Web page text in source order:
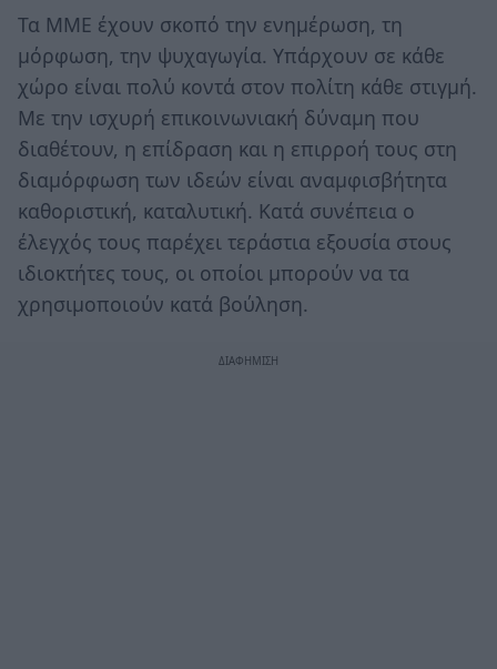
Τα ΜΜΕ έχουν σκοπό την ενημέρωση, τη
μόρφωση, την ψυχαγωγία. Υπάρχουν σε κάθε
χώρο είναι πολύ κοντά στον πολίτη κάθε στιγμή.
Με την ισχυρή επικοινωνιακή δύναμη που
διαθέτουν, η επίδραση και η επιρροή τους στη
διαμόρφωση των ιδεών είναι αναμφισβήτητα
καθοριστική, καταλυτική. Κατά συνέπεια ο
έλεγχός τους παρέχει τεράστια εξουσία στους
ιδιοκτήτες τους, οι οποίοι μπορούν να τα
χρησιμοποιούν κατά βούληση.